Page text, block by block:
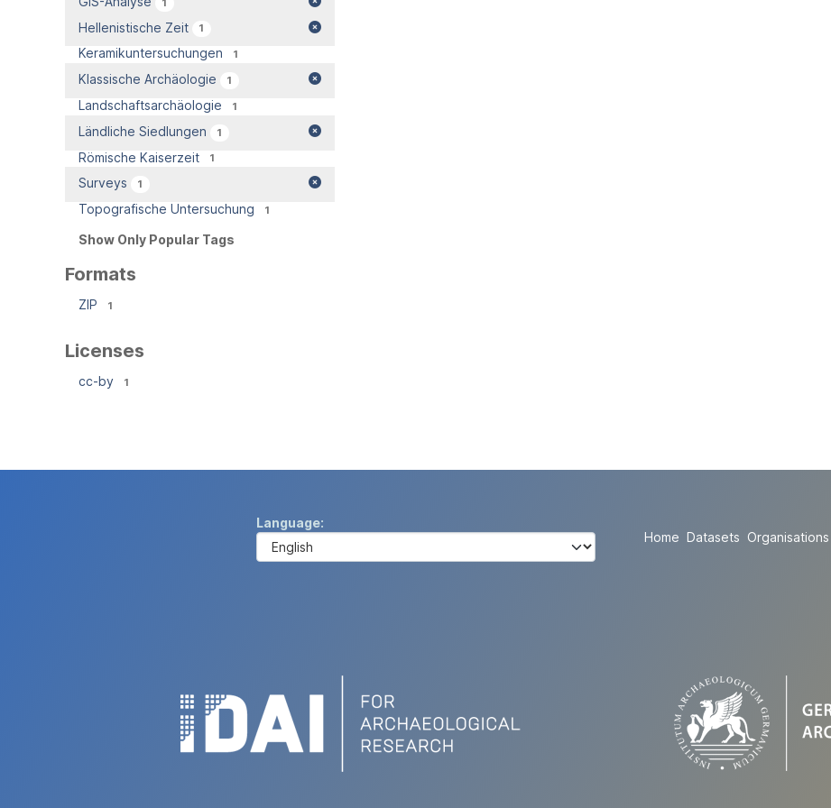
Hellenistische Zeit 1
Keramikuntersuchungen 1
Klassische Archäologie 1
Landschaftsarchäologie 1
Ländliche Siedlungen 1
Römische Kaiserzeit 1
Surveys 1
Topografische Untersuchung 1
Show Only Popular Tags
Formats
ZIP 1
Licenses
cc-by 1
Language
Home Datasets Organisations